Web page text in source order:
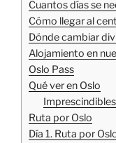
Cuantos días se
Cómo llegar al
Dónde cambiar
Alojamiento en
Oslo Pass
Qué ver en Oslo
Ruta por Oslo
Día 1. Ruta por